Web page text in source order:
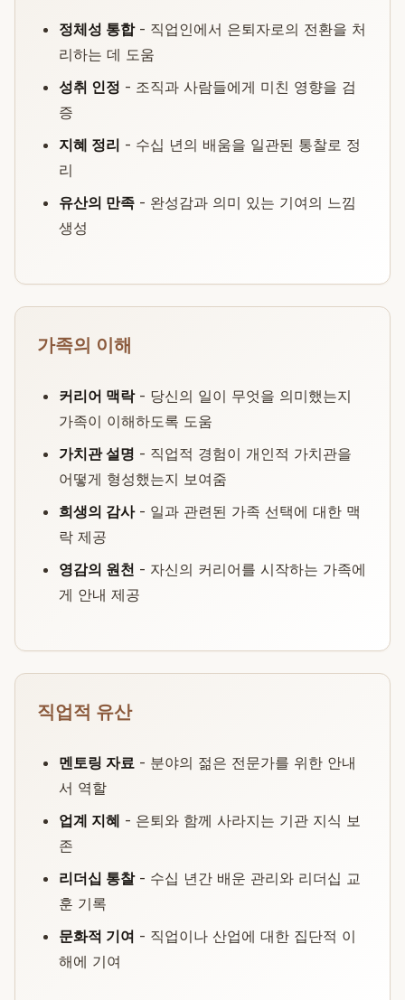
정체성 통합- 직업인에서 은퇴자로의 전환을 처
리하는 데 도움
성취 인정 - 조직과 사람들에게 미친 영향을 검
증
지혜 정리 - 수십 년의 배움을 일관된 통찰로 정
리
유산의 만족 - 완성감과 의미 있는 기여의 느낌
생성
가족의 이해
커리어 맥락- 당신의 일이 무엇을 의미했는지
가족이 이해하도록 도움
가치관 설명 - 직업적 경험이 개인적 가치관을
어떻게 형성했는지 보여줌
희생의 감사- 일과 관련된 가족 선택에 대한 맥
락 제공
영감의 원천 - 자신의 커리어를 시작하는 가족에
게 안내 제공
직업적 유산
멘토링 자료 - 분야의 젊은 전문가를 위한 안내
서 역할
업계 지혜 - 은퇴와 함께 사라지는 기관 지식 보
존
리더십 통찰- 수십 년간 배운 관리와 리더십 교
훈 기록
문화적 기여 - 직업이나 산업에 대한 집단적 이
해에 기여